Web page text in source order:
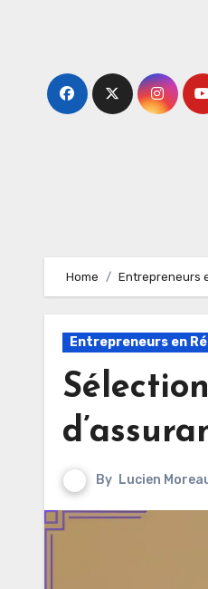
Home Entrepreneurs
Entrepreneurs en
By Lucien